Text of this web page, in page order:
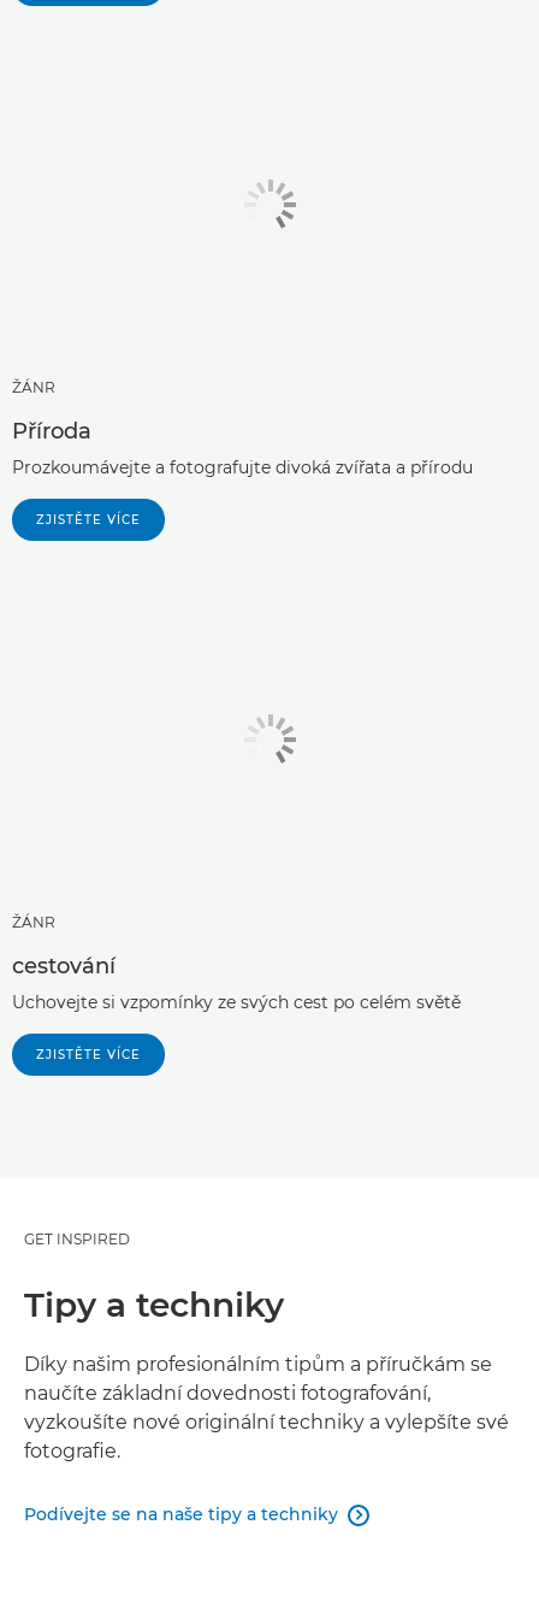
ŽÁNR
Příroda
Prozkoumávejte a fotografujte divoká zvířata a přírodu
ZJISTĚTE VÍCE
ŽÁNR
cestování
Uchovejte si vzpomínky ze svých cest po celém světě
ZJISTĚTE VÍCE
GET INSPIRED
Tipy a techniky
Díky našim profesionálním tipům a příručkám se
naučíte základní dovednosti fotografování,
vyzkoušíte nové originální techniky a vylepšíte své
fotografie.
Podívejte se na naše tipy a techniky 